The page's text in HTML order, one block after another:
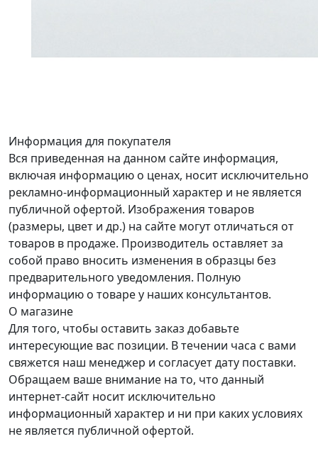
Информация для покупателя
Вся приведенная на данном сайте информация,
включая информацию о ценах, носит исключительно
рекламно-информационный характер и не является
публичной офертой. Изображения товаров
(размеры, цвет и др.) на сайте могут отличаться от
товаров в продаже. Производитель оставляет за
собой право вносить изменения в образцы без
предварительного уведомления. Полную
информацию о товаре у наших консультантов.
О магазине
Для того, чтобы оставить заказ добавьте
интересующие вас позиции. В течении часа с вами
свяжется наш менеджер и согласует дату поставки.
Обращаем ваше внимание на то, что данный
интернет-сайт носит исключительно
информационный характер и ни при каких условиях
не является публичной офертой.